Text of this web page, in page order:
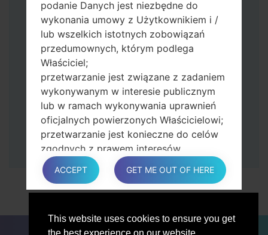
This website uses cookies to ensure you get
Następnie podłącz urządzenie do
komputera, Odin powinien wykryć
telefon, a na ekranie pojawi się numer
portu COM.
Podaj tylko czas przywracania ustawień
fabrycznych i automatycznego
ponownego uruchamiania.
Na koniec naciśnij klawisz Start. Twój
telefon uruchomi się ponownie i odłączy
się od komputera.
PORÓWNAJ
podanie Danych jest niezbędne do
wykonania umowy z Użytkownikiem i /
lub wszelkich istotnych zobowiązań
przedumownych, którym podlega
Właściciel;
przetwarzanie jest związane z zadaniem
wykonywanym w interesie publicznym
lub w ramach wykonywania uprawnień
oficjalnych powierzonych Właścicielowi;
przetwarzanie jest konieczne do celów
zgodnych z prawem interesów
prowadzonej przez właściciela lub
osobę trzecią.
W każdym przypadku Właściciel z
konkretną podstawę prawną, która ma
ACCEPT GET ME OUT OF HERE